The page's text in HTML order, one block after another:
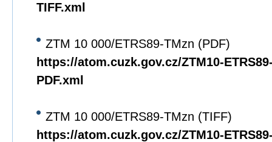
TIFF.xml
ZTM 10 000/ETRS89-TMzn (PDF)
https://atom.cuzk.gov.cz/ZTM10-
PDF.xml
ZTM 10 000/ETRS89-TMzn (TIFF)
https://atom.cuzk.gov.cz/ZTM10-